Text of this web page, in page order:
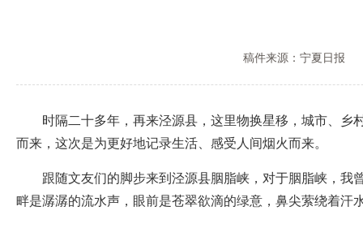
稿件来源：宁夏日报
时隔二十多年，再来泾源县，这里物换星移，城市、乡
而来，这次是为更好地记录生活、感受人间烟火而来。
跟随文友们的脚步来到泾源县胭脂峡，对于胭脂峡，我
畔是潺潺的流水声，眼前是苍翠欲滴的绿意，鼻尖萦绕着